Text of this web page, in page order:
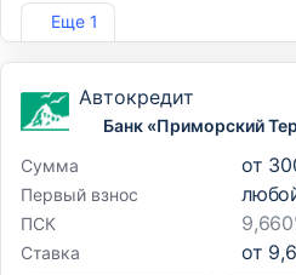
Еще 1
Лиц. №2776
Автокредит
Банк «Приморский
Сумма
от
Первый взнос
ПСК
Ставка от